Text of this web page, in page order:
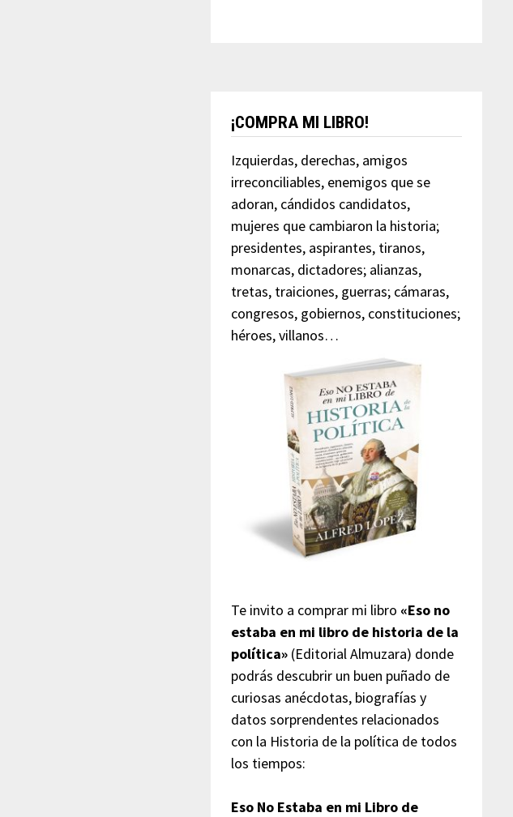
¡COMPRA MI LIBRO!
Izquierdas, derechas, amigos
irreconciliables, enemigos que se
adoran, cándidos candidatos,
mujeres que cambiaron la historia;
presidentes, aspirantes, tiranos,
monarcas, dictadores; alianzas,
tretas, traiciones, guerras; cámaras,
congresos, gobiernos, constituciones;
héroes, villanos…
Te invito a comprar mi libro «Eso no
estaba en mi libro de historia de la
política»(Editorial Almuzara) donde
podrás descubrir un buen puñado de
curiosas anécdotas, biografías y
datos sorprendentes relacionados
con la Historia de la política de todos
los tiempos:
Eso No Estaba en mi Libro de